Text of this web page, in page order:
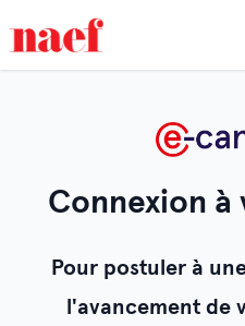
Connexion
Pour postuler à
l'avancement de